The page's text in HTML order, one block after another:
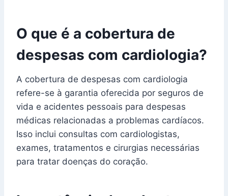
O que é a cobertura de
despesas com cardiologia?
A cobertura de despesas com cardiologia
refere-se à garantia oferecida por seguros de
vida e acidentes pessoais para despesas
médicas relacionadas a problemas cardíacos.
Isso inclui consultas com cardiologistas,
exames, tratamentos e cirurgias necessárias
para tratar doenças do coração.